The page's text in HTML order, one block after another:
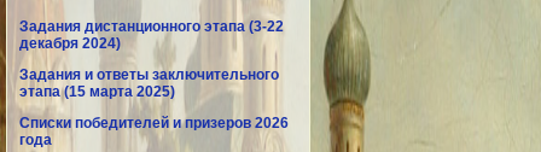
Задания дистанционного этапа (3-22
декабря 2024)
Задания и ответы заключительного
этапа (15 марта 2025)
Списки победителей и призеров 2026
года